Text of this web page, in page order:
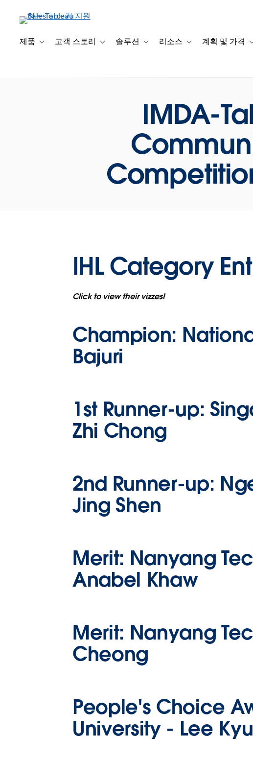
제품 Toggle sub-navigation for 제품
고객 스토리 Toggle sub-navigation for 고객 스토리
솔루션 Toggle sub-navigation for 솔루션
리소스 Toggle sub-navigation
계획 및 가격
IMDA-
IHL Category
Click to view their vizzes!
Champion:
Bajuri
1st Runner-up:
Zhi Chong
2nd Runner-up:
Jing Shen
Merit: Nanyang
Anabel Khaw
Merit: Nanyang
Cheong
People's Choice
University - Lee